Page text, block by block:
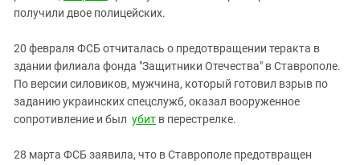
получили двое полицейских.
20 февраля ФСБ отчиталась о предотвращении теракта в
здании филиала фонда "Защитники Отечества" в Ставрополе.
По версии силовиков, мужчина, который готовил взрыв по
заданию украинских спецслужб, оказал вооруженное
сопротивление и был убит в перестрелке.
28 марта ФСБ заявила, что в Ставрополе предотвращен